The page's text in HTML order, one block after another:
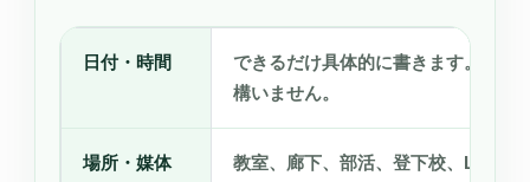
日付・時間
できるだけ具体的に書きます。不明
構いません。
場所・媒体
教室、廊下、部活、登下校、LINE